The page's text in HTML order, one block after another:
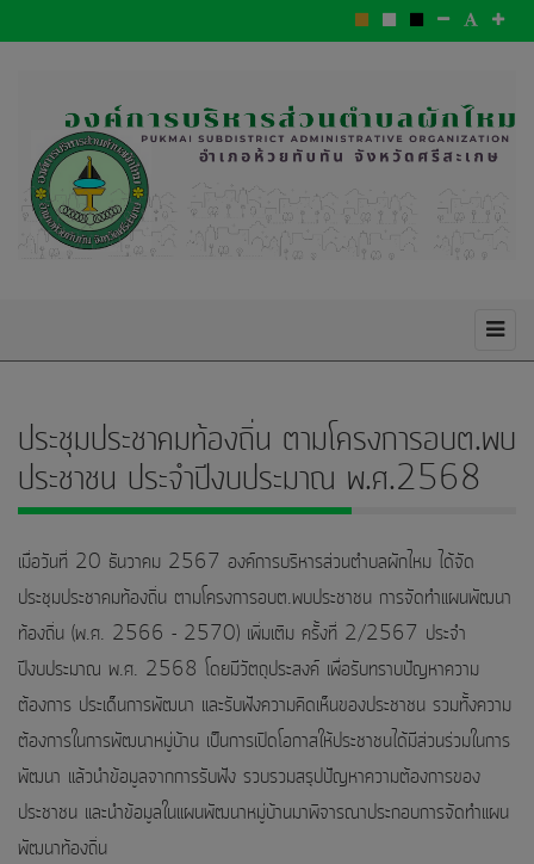
ประชุมประชาคมท้องถิ่น ตามโครงการอบต.พบ
ประชาชน ประจำปีงบประมาณ พ.ศ.2568
เมื่อวันที่ 20 ธันวาคม 2567 องค์การบริหารส่วนตำบลผักไหม ได้จัด
ประชุมประชาคมท้องถิ่น ตามโครงการอบต.พบประชาชน การจัดทำแผนพัฒนา
ท้องถิ่น (พ.ศ. 2566 - 2570) เพิ่มเติม ครั้งที่ 2/2567 ประจำ
ปีงบประมาณ พ.ศ. 2568 โดยมีวัตถุประสงค์ เพื่อรับทราบปัญหาความ
ต้องการ ประเด็นการพัฒนา และรับฟังความคิดเห็นของประชาชน รวมทั้งความ
ต้องการในการพัฒนาหมู่บ้าน เป็นการเปิดโอกาสให้ประชาชนได้มีส่วนร่วมในการ
พัฒนา แล้วนำข้อมูลจากการรับฟัง รวบรวมสรุปปัญหาความต้องการของ
ประชาชน และนำข้อมูลในแผนพัฒนาหมู่บ้านมาพิจารณาประกอบการจัดทำแผน
พัฒนาท้องถิ่น